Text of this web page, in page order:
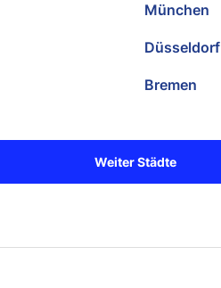
München
Düsseldorf
Bremen
Weiter Städte